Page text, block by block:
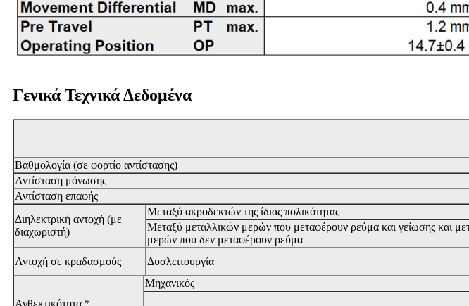
Γενικά Τεχνικά Δεδομένα
Βαθμολογία (σε φορτίο αντίστασης)
Αντίσταση μόνωσης
Αντίσταση επαφής
Διηλεκτρική αντοχή (με
διαχωριστή)
Μεταξύ ακροδεκτών της ίδιας πολικότητας
Μεταξύ μεταλλικών μερών που μεταφέρουν ρεύμα και γείωσης και
μερών που δεν μεταφέρουν ρεύμα
Αντοχή σε κραδασμούς Δυσλειτουργία
Μηχανικός